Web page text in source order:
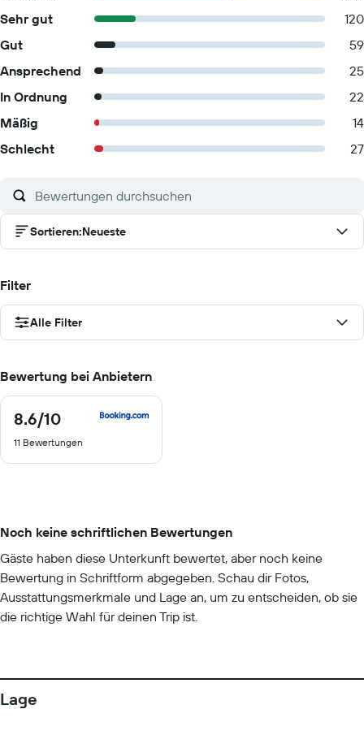
Sehr gut
120
Gut
59
Ansprechend
25
In Ordnung
22
Mäßig
14
Schlecht
27
Sortieren:Neueste
Filter
Alle Filter
Bewertung bei Anbietern
8.6/10
8.6
10
11 Bewertungen
Noch keine schriftlichen Bewertungen
Gäste haben diese Unterkunft bewertet, aber noch keine
Bewertung in Schriftform abgegeben. Schau dir Fotos,
Ausstattungsmerkmale und Lage an, um zu entscheiden, ob sie
die richtige Wahl für deinen Trip ist.
Lage